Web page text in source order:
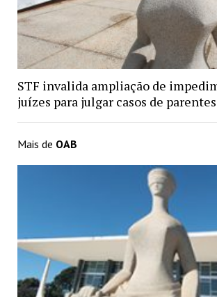
STF invalida ampliação de
juízes para julgar casos de parentes
Mais de OAB